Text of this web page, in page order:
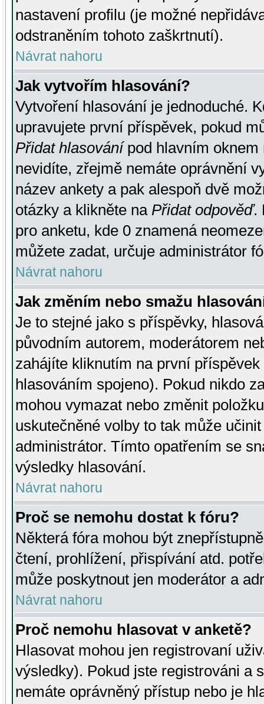
nastavení profilu (je možné
odstraněním tohoto zaškrtnutí).
Návrat nahoru
Jak vytvořím hlasování?
Vytvoření hlasování je jednoduché.
upravujete první příspěvek, pokud
Přidat hlasovánípod hlavním oknem
nevidíte, zřejmě nemáte oprávnění
název ankety a pak alespoň dvě
otázky a klikněte na Přidat odpověď.
pro anketu, kde 0 znamená
můžete zadat, určuje administrátor
Návrat nahoru
Jak změním nebo smažu
Je to stejné jako s příspěvky,
původním autorem, moderátorem
zahájíte kliknutím na první
hlasováním spojeno). Pokud nikdo
mohou vymazat nebo změnit
uskutečněné volby to tak může
administrátor. Tímto opatřením se
výsledky hlasování.
Návrat nahoru
Proč se nemohu dostat k fóru?
Některá fóra mohou být
čtení, prohlížení, přispívání atd.
může poskytnout jen moderátor a
Návrat nahoru
Proč nemohu hlasovat v anketě?
Hlasovat mohou jen registrovaní
výsledky). Pokud jste registrováni a
nemáte oprávněný přístup nebo je